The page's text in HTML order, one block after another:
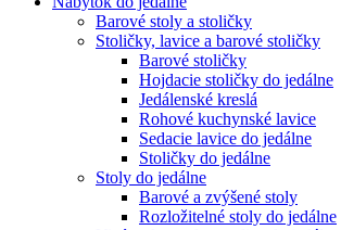
Barové stoly a stoličky
Stoličky, lavice a barové stoličky
Barové stoličky
Hojdacie stoličky do jedálne
Jedálenské kreslá
Rohové kuchynské lavice
Sedacie lavice do jedálne
Stoličky do jedálne
Stoly do jedálne
Barové a zvýšené stoly
Rozložitelné stoly do jedálne